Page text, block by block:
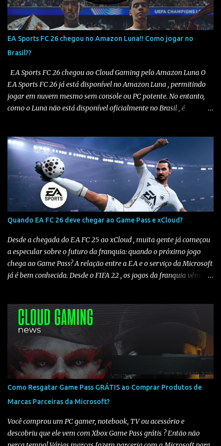
EA Sports FC 26 chegou no Amazon Luna!! Como jogar no
Brasil??
EA Sports FC 26 chegou ao Cloud Gaming pelo Amazon Luna O
EA Sports FC 26 já está disponível no Amazon Luna , permitindo
jogar em nuvem mesmo sem console ou PC potente. No entanto,
como o Luna não está disponível oficialmente no Brasil , é
1️⃣ Alterar a região da conta Amazon Acesse sua conta Amazon em
amazon.com . Vá em “Sua Conta” > “Gerenciar Conteúdo e
Dispositivos” . No menu “Preferências” , altere o país/região para
Estados Unidos . Salve as alterações. Você também precisará ter
um endereço nos EUA , mesmo que fictício. Altere seu endereço
aqui . Eu uso endereço de sites de importação e você pode usar o
mesmo se não tiver um, veja na imagem abaixo. Salve as
alterações. Isso é necessário pois o Amazon Luna só funciona em
contas configuradas para os EUA ou países suportados . 2️⃣
Escolher uma assinatura compatível Para...
Quando EA FC 26 deve chegar ao Game Pass e xCloud?
Desde a chegada do EA FC 25 ao xCloud , muita gente já começou
a especular sobre o futuro da franquia: quando o próximo jogo
chega ao Game Pass? A relação entre a EA e o serviço da Microsoft
já é bem conhecida. Desde o FIFA 22 , os jogos da franquia vêm
Analisando os últimos títulos, temos o seguinte cenário: 🔹FIFA
22 ➡️ 23/06/2022 (Somente Game Pass) 🔹FIFA 23 ➡️ 16/05/2023
(Somente Game Pass) - Em 21/07/2023 foi liberado no xCloud
🔹EA FC 24 ➡️ 25/06/2024 (Game Pass e xCloud) 🔹EA FC 25 ➡️
12/06/2025 (Game Pass e xCloud) O que isso indica para o EA FC
26? Observando o histórico, fica claro que os jogos da franquia
costumam chegar ao Game Pass entre maio e junho . Mesmo sem
uma data oficial definida, todos os títulos recentes seguiram esse
padrão, sendo adicionados ao catálogo ano após ano. Com base
nisso, é bem provável que o EA FC 26 chegue ao Game Pa...
Como Resgatar Game Pass GRÁTIS ao Comprar Produtos de
Marcas Parceiras da Microsoft?
Você comprou um PC gamer, notebook, TV ou acessório e
descobriu que ele vem com Xbox Game Pass grátis ? Então não